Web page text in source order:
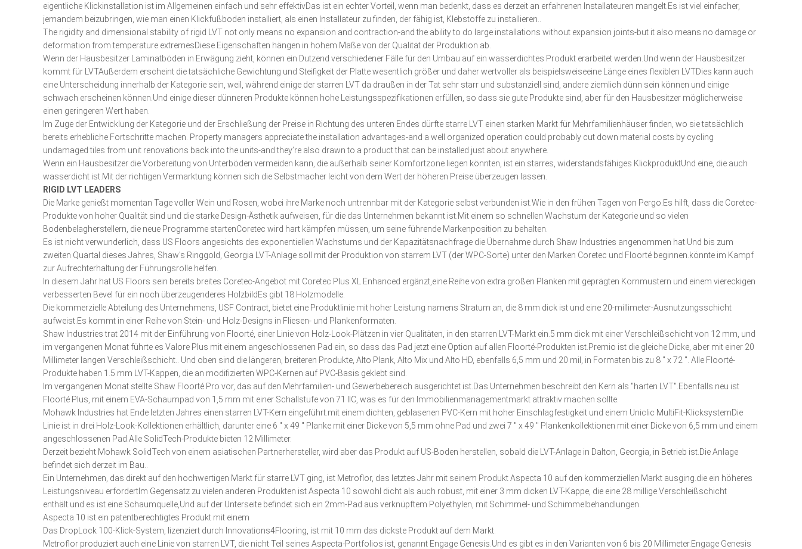
eigentliche Klickinstallation ist im Allgemeinen einfach und sehr effektivDas ist ein echter Vorteil, wenn man bedenkt, dass es derzeit an erfahrenen Installateuren mangelt.Es ist viel einfacher,
jemandem beizubringen, wie man einen Klickfußboden installiert, als einen Installateur zu finden, der fähig ist, Klebstoffe zu installieren..
The rigidity and dimensional stability of rigid LVT not only means no expansion and contraction-and the ability to do large installations without expansion joints-but it also means no damage or
deformation from temperature extremesDiese Eigenschaften hängen in hohem Maße von der Qualität der Produktion ab.
Wenn der Hausbesitzer Laminatböden in Erwägung zieht, können ein Dutzend verschiedener Fälle für den Umbau auf ein wasserdichtes Produkt erarbeitet werden.Und wenn der Hausbesitzer
kommt für LVTAußerdem erscheint die tatsächliche Gewichtung und Steifigkeit der Platte wesentlich größer und daher wertvoller als beispielsweiseeine Länge eines flexiblen LVTDies kann auch
eine Unterscheidung innerhalb der Kategorie sein, weil, während einige der starren LVT da draußen in der Tat sehr starr und substanziell sind, andere ziemlich dünn sein können und einige
schwach erscheinen können.Und einige dieser dünneren Produkte können hohe Leistungsspezifikationen erfüllen, so dass sie gute Produkte sind, aber für den Hausbesitzer möglicherweise
einen geringeren Wert haben.
Im Zuge der Entwicklung der Kategorie und der Erschließung der Preise in Richtung des unteren Endes dürfte starre LVT einen starken Markt für Mehrfamilienhäuser finden, wo sie tatsächlich
bereits erhebliche Fortschritte machen. Property managers appreciate the installation advantages-and a well organized operation could probably cut down material costs by cycling
undamaged tiles from unit renovations back into the units-and they’re also drawn to a product that can be installed just about anywhere.
Wenn ein Hausbesitzer die Vorbereitung von Unterböden vermeiden kann, die außerhalb seiner Komfortzone liegen könnten, ist ein starres, widerstandsfähiges KlickproduktUnd eine, die auch
wasserdicht ist.Mit der richtigen Vermarktung können sich die Selbstmacher leicht von dem Wert der höheren Preise überzeugen lassen.
RIGID LVT LEADERS
Die Marke genießt momentan Tage voller Wein und Rosen, wobei ihre Marke noch untrennbar mit der Kategorie selbst verbunden ist.Wie in den frühen Tagen von Pergo.Es hilft, dass die Coretec-
Produkte von hoher Qualität sind und die starke Design-Ästhetik aufweisen, für die das Unternehmen bekannt ist.Mit einem so schnellen Wachstum der Kategorie und so vielen
Bodenbelagherstellern, die neue Programme startenCoretec wird hart kämpfen müssen, um seine führende Markenposition zu behalten.
Es ist nicht verwunderlich, dass US Floors angesichts des exponentiellen Wachstums und der Kapazitätsnachfrage die Übernahme durch Shaw Industries angenommen hat.Und bis zum
zweiten Quartal dieses Jahres, Shaw's Ringgold, Georgia LVT-Anlage soll mit der Produktion von starrem LVT (der WPC-Sorte) unter den Marken Coretec und Floorté beginnen.könnte im Kampf
zur Aufrechterhaltung der Führungsrolle helfen.
In diesem Jahr hat US Floors sein bereits breites Coretec-Angebot mit Coretec Plus XL Enhanced ergänzt,eine Reihe von extra großen Planken mit geprägten Kornmustern und einem viereckigen
verbesserten Bevel für ein noch überzeugenderes HolzbildEs gibt 18 Holzmodelle.
Die kommerzielle Abteilung des Unternehmens, USF Contract, bietet eine Produktlinie mit hoher Leistung namens Stratum an, die 8 mm dick ist und eine 20-millimeter-Ausnutzungsschicht
aufweist.Es kommt in einer Reihe von Stein- und Holz-Designs in Fliesen- und Plankenformaten.
Shaw Industries trat 2014 mit der Einführung von Floorté, einer Linie von Holz-Look-Plätzen in vier Qualitäten, in den starren LVT-Markt ein.5 mm dick mit einer Verschleißschicht von 12 mm, und
im vergangenen Monat führte es Valore Plus mit einem angeschlossenen Pad ein, so dass das Pad jetzt eine Option auf allen Floorté-Produkten ist.Premio ist die gleiche Dicke, aber mit einer 20
Millimeter langen Verschleißschicht.. Und oben sind die längeren, breiteren Produkte, Alto Plank, Alto Mix und Alto HD, ebenfalls 6,5 mm und 20 mil, in Formaten bis zu 8 ′′ x 72 ′′. Alle Floorté-
Produkte haben 1.5 mm LVT-Kappen, die an modifizierten WPC-Kernen auf PVC-Basis geklebt sind.
Im vergangenen Monat stellte Shaw Floorté Pro vor, das auf den Mehrfamilien- und Gewerbebereich ausgerichtet ist.Das Unternehmen beschreibt den Kern als "harten LVT".Ebenfalls neu ist
Floorté Plus, mit einem EVA-Schaumpad von 1,5 mm mit einer Schallstufe von 71 IIC, was es für den Immobilienmanagementmarkt attraktiv machen sollte.
Mohawk Industries hat Ende letzten Jahres einen starren LVT-Kern eingeführt.mit einem dichten, geblasenen PVC-Kern mit hoher Einschlagfestigkeit und einem Uniclic MultiFit-KlicksystemDie
Linie ist in drei Holz-Look-Kollektionen erhältlich, darunter eine 6 ′′ x 49 ′′ Planke mit einer Dicke von 5,5 mm ohne Pad und zwei 7 ′′ x 49 ′′ Plankenkollektionen mit einer Dicke von 6,5 mm und einem
angeschlossenen Pad.Alle SolidTech-Produkte bieten 12 Millimeter.
Derzeit bezieht Mohawk SolidTech von einem asiatischen Partnerhersteller, wird aber das Produkt auf US-Boden herstellen, sobald die LVT-Anlage in Dalton, Georgia, in Betrieb ist.Die Anlage
befindet sich derzeit im Bau..
Ein Unternehmen, das direkt auf den hochwertigen Markt für starre LVT ging, ist Metroflor, das letztes Jahr mit seinem Produkt Aspecta 10 auf den kommerziellen Markt ausging.die ein höheres
Leistungsniveau erfordertIm Gegensatz zu vielen anderen Produkten ist Aspecta 10 sowohl dicht als auch robust, mit einer 3 mm dicken LVT-Kappe, die eine 28 millige Verschleißschicht
enthält.und es ist eine Schaumquelle,Und auf der Unterseite befindet sich ein 2mm-Pad aus verknüpftem Polyethylen, mit Schimmel- und Schimmelbehandlungen.
Aspecta 10 ist ein patentberechtigtes Produkt mit einem
Das DropLock 100-Klick-System, lizenziert durch Innovations4Flooring, ist mit 10 mm das dickste Produkt auf dem Markt.
Metroflor produziert auch eine Linie von starren LVT, die nicht Teil seines Aspecta-Portfolios ist, genannt Engage Genesis.Und es gibt es in den Varianten von 6 bis 20 Millimeter.Engage Genesis